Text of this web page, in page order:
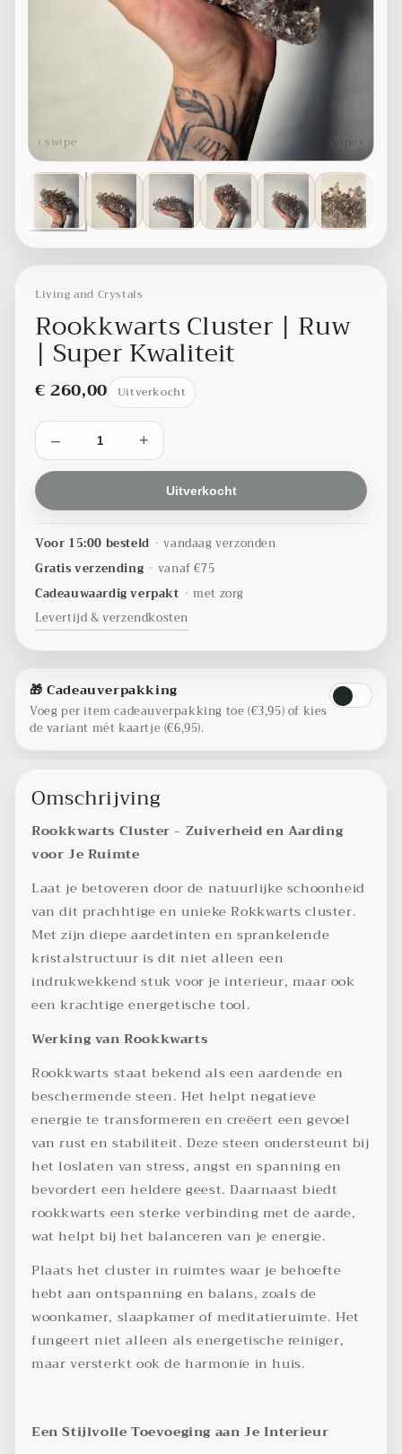
‹ swipe swipe ›
Living and Crystals
Rookkwarts Cluster | Ruw
| Super Kwaliteit
€ 260,00 Uitverkocht
– +
Uitverkocht
Voor 15:00 besteld • vandaag verzonden
Gratis verzending • vanaf €75
Cadeauwaardig verpakt • met zorg
Levertijd & verzendkosten
🎁 Cadeauverpakking
Voeg per item cadeauverpakking toe (€3,95) of kies
de variant mét kaartje (€6,95).
Omschrijving
Rookkwarts Cluster - Zuiverheid en Aarding
voor Je Ruimte
Laat je betoveren door de natuurlijke schoonheid
van dit prachhtige en unieke Rokkwarts cluster.
Met zijn diepe aardetinten en sprankelende
kristalstructuur is dit niet alleen een
indrukwekkend stuk voor je interieur, maar ook
een krachtige energetische tool.
Werking van Rookkwarts
Rookkwarts staat bekend als een aardende en
beschermende steen. Het helpt negatieve
energie te transformeren en creëert een gevoel
van rust en stabiliteit. Deze steen ondersteunt bij
het loslaten van stress, angst en spanning en
bevordert een heldere geest. Daarnaast biedt
rookkwarts een sterke verbinding met de aarde,
wat helpt bij het balanceren van je energie.
Plaats het cluster in ruimtes waar je behoefte
hebt aan ontspanning en balans, zoals de
woonkamer, slaapkamer of meditatieruimte. Het
fungeert niet alleen als energetische reiniger,
maar versterkt ook de harmonie in huis.
Een Stijlvolle Toevoeging aan Je Interieur